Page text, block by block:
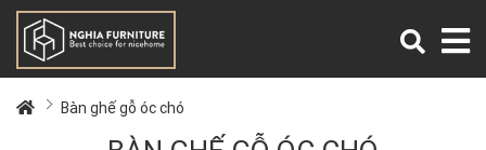
Bàn ghế gỗ óc chó